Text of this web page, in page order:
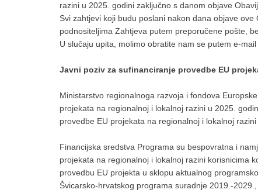
razini u 2025. godini zaključno s danom objave
Svi zahtjevi koji budu poslani nakon dana objave
podnositeljima Zahtjeva putem preporučene pošte,
U slučaju upita, molimo obratite nam se putem e-mail
Javni poziv za sufinanciranje provedbe EU
Ministarstvo regionalnoga razvoja i fondova
projekata na regionalnoj i lokalnoj razini u 2025.
provedbe EU projekata na regionalnoj i lokalnoj
Financijska sredstva Programa su bespovratna i
projekata na regionalnoj i lokalnoj razini korisnicima
provedbu EU projekta u sklopu aktualnog
Švicarsko-hrvatskog programa suradnje 2019.-